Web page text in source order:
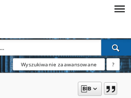
Wyszukiwanie zaawansowane ?